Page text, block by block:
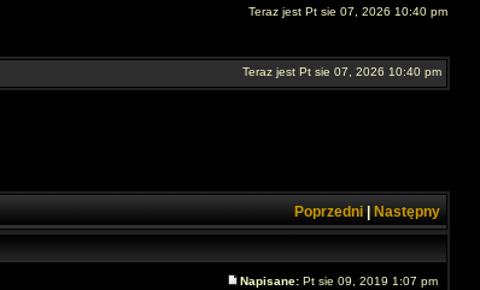
Teraz jest Pt sie 07, 2026 10:40 pm
Teraz jest Pt sie 07, 2026 10:40 pm
Poprzedni Następny
Napisane: Pt sie 09, 2019 1:07 pm